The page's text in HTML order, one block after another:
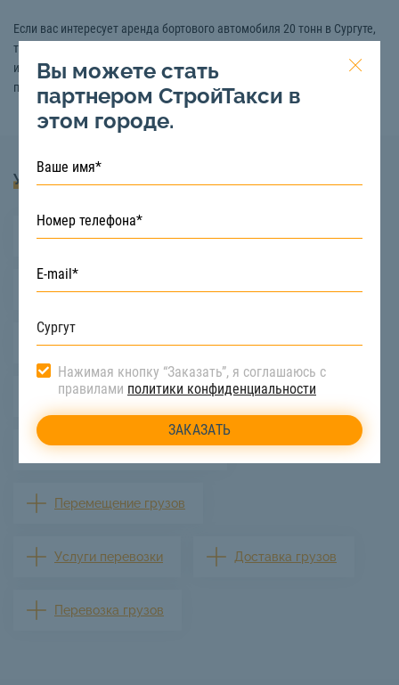
Если вас интересует аренда бортового автомобиля 20 тонн в Сургуте,
то обращайтесь к нам. Компания «СтройТакси» предоставит вам
исправную технику точно в срок по выгодным условиям. Узнать
подробную информацию вы можете по телефону:
Услуги
Длинномерные перевозки
Перевозка стройматериалов
Перевозка станков
Перевозка оборудования
Тяжеловесные перевозки
Перемещение грузов
Услуги перевозки Доставка грузов
Перевозка грузов
Вы можете стать
партнером СтройТакси в
этом городе.
Нажимая кнопку “Заказать”, я соглашаюсь с
правилами политики конфиденциальности